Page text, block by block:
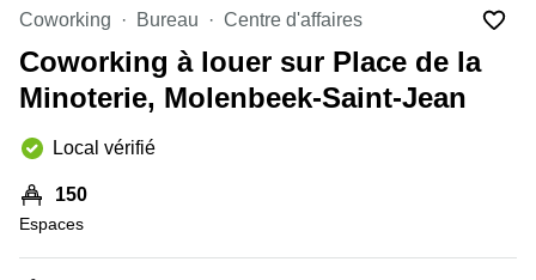
la
Neuve
Wavre
Centre
Anvers
Centre
Gand
Centre
d'affaires
Ville de
Bruxelles
Coworking Bureau Centre d'affaires
Coworking à louer sur Place de la
Minoterie, Molenbeek-Saint-Jean
Local vérifié
150
Espaces